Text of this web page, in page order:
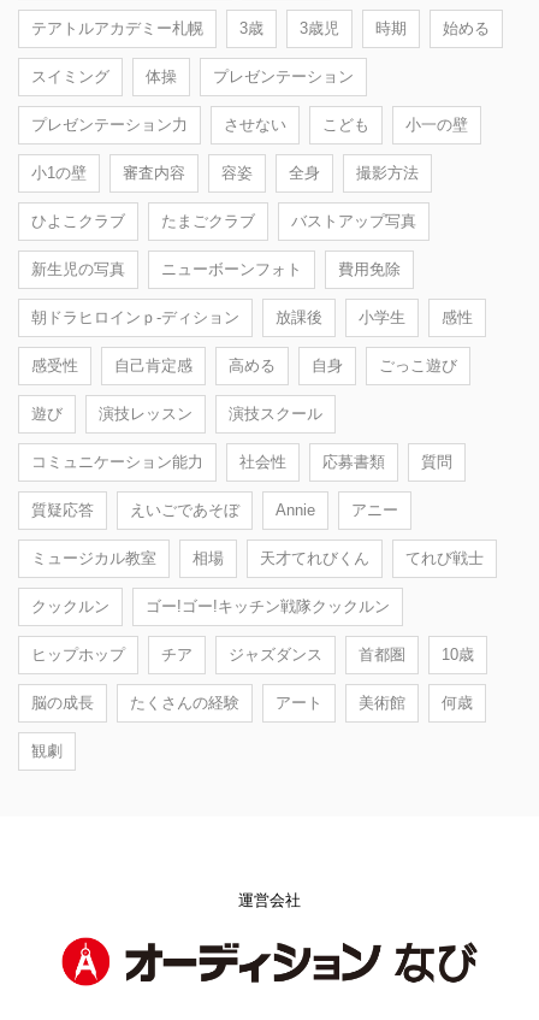
テアトルアカデミー札幌 3歳 3歳児 時期 始める
スイミング 体操 プレゼンテーション
プレゼンテーション力 させない こども 小一の壁
小1の壁 審査内容 容姿 全身 撮影方法
ひよこクラブ たまごクラブ バストアップ写真
新生児の写真 ニューボーンフォト 費用免除
朝ドラヒロインｐ-ディション 放課後 小学生 感性
感受性 自己肯定感 高める 自身 ごっこ遊び
遊び 演技レッスン 演技スクール
コミュニケーション能力 社会性 応募書類 質問
質疑応答 えいごであそぼ Annie アニー
ミュージカル教室 相場 天才てれびくん てれび戦士
クックルン ゴー!ゴー!キッチン戦隊クックルン
ヒップホップ チア ジャズダンス 首都圏 10歳
脳の成長 たくさんの経験 アート 美術館 何歳
観劇
運営会社